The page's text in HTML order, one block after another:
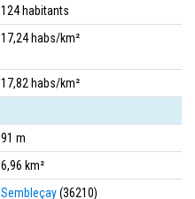
124 habitants
17,24 habs/km²
17,82 habs/km²
91 m
6,96 km²
Sembleçay(36210)